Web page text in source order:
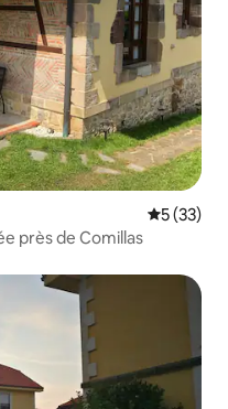
5 (33)
Maison confortable et bien située près de Comillas